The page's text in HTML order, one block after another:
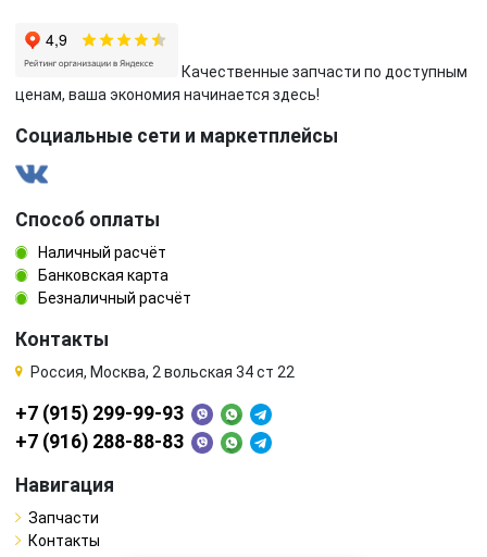
Качественные запчасти по доступным
ценам, ваша экономия начинается здесь!
Социальные сети и маркетплейсы
Способ оплаты
Наличный расчёт
Банковская карта
Безналичный расчёт
Контакты
Россия, Москва, 2 вольская 34 ст 22
+7 (915) 299-99-93
+7 (916) 288-88-83
Навигация
Запчасти
Контакты